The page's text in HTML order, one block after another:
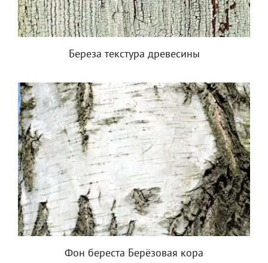
Береза текстура древесины
Фон береста Берёзовая кора